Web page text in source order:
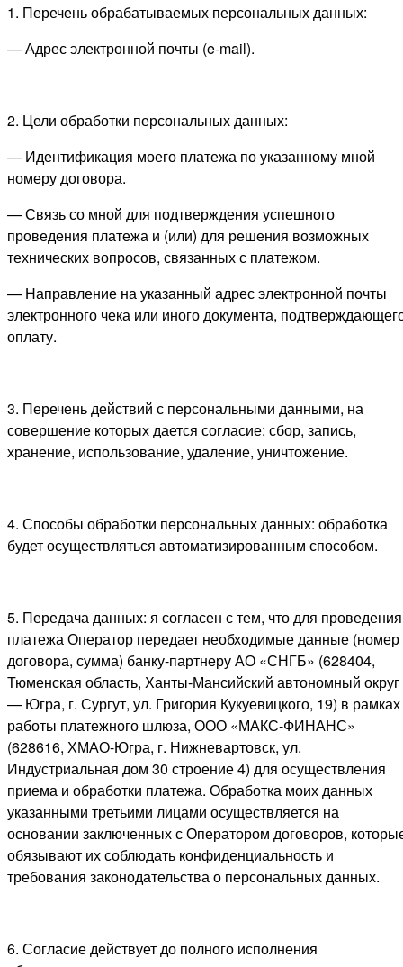
1. Перечень обрабатываемых персональных данных:
— Адрес электронной почты (e-mail).
2. Цели обработки персональных данных:
— Идентификация моего платежа по указанному мной
номеру договора.
— Связь со мной для подтверждения успешного
проведения платежа и (или) для решения возможных
технических вопросов, связанных с платежом.
— Направление на указанный адрес электронной почты
электронного чека или иного документа,
оплату.
3. Перечень действий с персональными данными, на
совершение которых дается согласие: сбор, запись,
хранение, использование, удаление, уничтожение.
4. Способы обработки персональных данных: обработка
будет осуществляться автоматизированным способом.
5. Передача данных: я согласен с тем, что для проведения
платежа Оператор передает необходимые данные (номер
договора, сумма) банку-партнеру АО «СНГБ» (628404,
Тюменская область, Ханты-Мансийский автономный округ
— Югра, г. Сургут, ул. Григория Кукуевицкого, 19) в рамках
работы платежного шлюза, ООО «МАКС-ФИНАНС»
(628616, ХМАО-Югра, г. Нижневартовск, ул.
Индустриальная дом 30 строение 4) для осуществления
приема и обработки платежа. Обработка моих данных
указанными третьими лицами осуществляется на
основании заключенных с Оператором договоров,
обязывают их соблюдать конфиденциальность и
требования законодательства о персональных данных.
6. Согласие действует до полного исполнения